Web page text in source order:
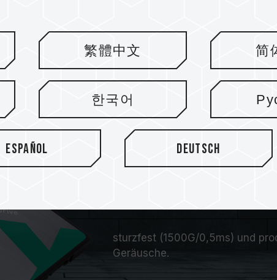
Stoß- und fallfest.
State-Laufwerke
sturzfest (1500G/0,5ms) und
Geräusche.
繁體中文 简
한국어
Español Deutsch